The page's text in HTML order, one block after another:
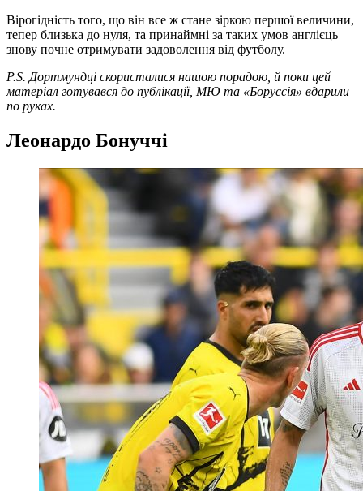
Вірогідність того, що він все ж стане зіркою першої величини,
тепер близька до нуля, та принаймні за таких умов англієць
знову почне отримувати задоволення від футболу.
P.S. Дортмундці скористалися нашою порадою, й поки цей
матеріал готувався до публікації, МЮ та «Боруссія» вдарили
по руках.
Леонардо Бонуччі